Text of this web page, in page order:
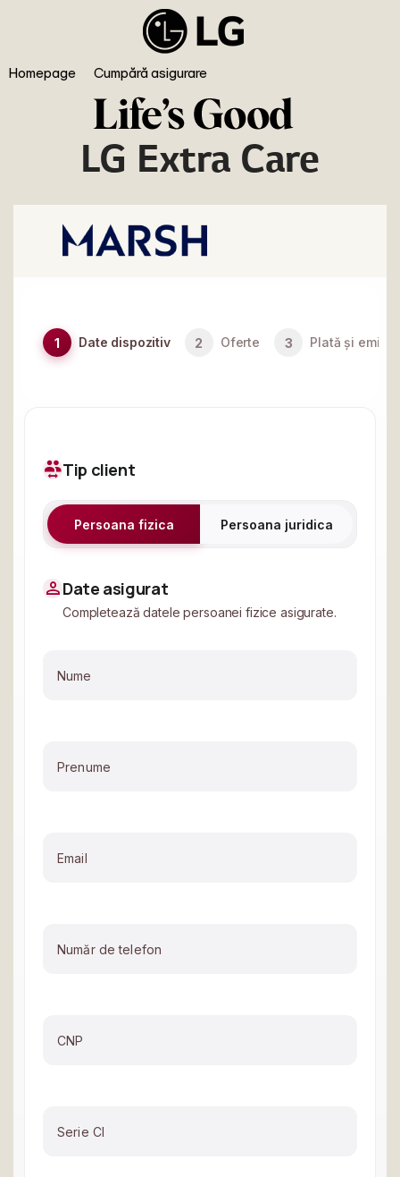
Homepage Cumpără asigurare
LG Extra Care